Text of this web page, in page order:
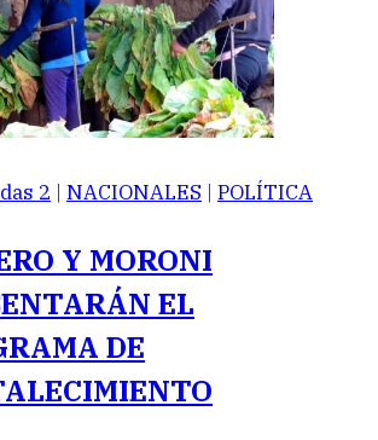
2 | NACIONALES | POLÍTICA
Y MORONI
EL
DE